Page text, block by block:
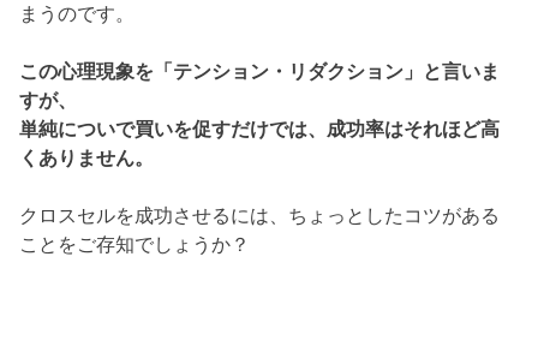
まうのです。
この心理現象を「テンション・リダクション」と言いま
すが、
単純についで買いを促すだけでは、成功率はそれほど高
くありません。
クロスセルを成功させるには、ちょっとしたコツがある
ことをご存知でしょうか？